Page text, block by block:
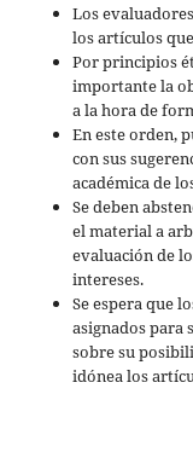
Los
los artículos
Por principios
importante la
a la hora de
En este orden,
con sus
académica de
Se deben
el material a
evaluación de
intereses.
Se espera que
asignados
sobre su
idónea los